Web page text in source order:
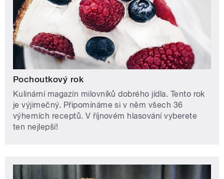
Pochoutkový rok
Kulinární magazín milovníků dobrého jídla. Tento rok
je výjimečný. Připomínáme si v něm všech 36
výherních receptů. V říjnovém hlasování vyberete
ten nejlepší!